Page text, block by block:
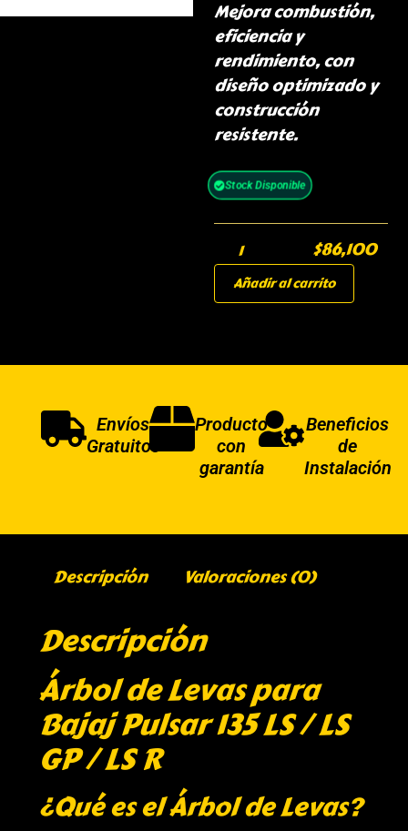
Mejora combustión,
eficiencia y
rendimiento, con
diseño optimizado y
construcción
resistente.
Stock Disponible
$86,100
Añadir al carrito
Envíos
Gratuitos
Producto
con
garantía
Beneficios
de
Instalación
Descripción Valoraciones (0)
Descripción
Árbol de Levas para
Bajaj Pulsar 135 LS / LS
GP / LS R
¿Qué es el Árbol de Levas?